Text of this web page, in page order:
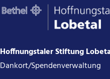
Ort
Jokisch
und
Hoffnungstaler Stiftung
Dankort/Spendenverwaltung